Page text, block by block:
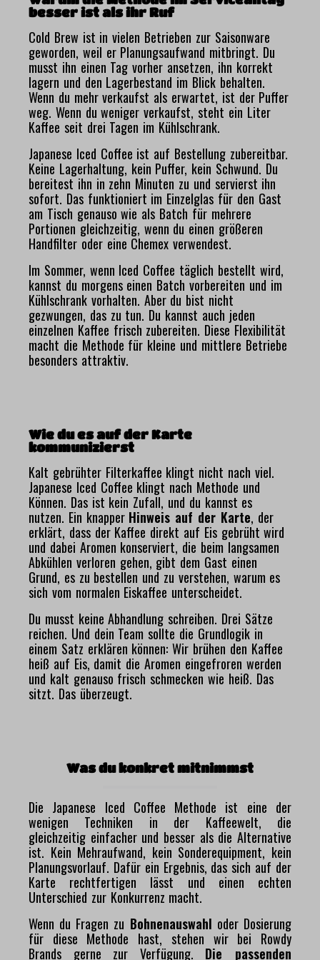
Kaffee-Waage- Schutzhülle- Silikon-Pad zum Auflegen
wird nicht mitgeliefert)- USB-Kabel (Typ C)-
Gebrauchsanweisung
besser ist als ihr Ruf
Cold Brew ist in vielen Betrieben zur Saisonware
geworden, weil er Planungsaufwand mitbringt. Du
musst ihn einen Tag vorher ansetzen, ihn korrekt
lagern und den Lagerbestand im Blick behalten.
Wenn du mehr verkaufst als erwartet, ist der Puffer
weg. Wenn du weniger verkaufst, steht ein Liter
Kaffee seit drei Tagen im Kühlschrank.
Japanese Iced Coffee ist auf Bestellung zubereitbar.
Keine Lagerhaltung, kein Puffer, kein Schwund. Du
bereitest ihn in zehn Minuten zu und servierst ihn
sofort. Das funktioniert im Einzelglas für den Gast
am Tisch genauso wie als Batch für mehrere
Portionen gleichzeitig, wenn du einen größeren
Handfilter oder eine Chemex verwendest.
Im Sommer, wenn Iced Coffee täglich bestellt wird,
kannst du morgens einen Batch vorbereiten und im
Kühlschrank vorhalten. Aber du bist nicht
gezwungen, das zu tun. Du kannst auch jeden
einzelnen Kaffee frisch zubereiten. Diese Flexibilität
macht die Methode für kleine und mittlere Betriebe
besonders attraktiv.
Wie du es auf der Karte
kommunizierst
Kalt gebrühter Filterkaffee klingt nicht nach viel.
Japanese Iced Coffee klingt nach Methode und
Können. Das ist kein Zufall, und du kannst es
nutzen. Ein knapper Hinweis auf der Karte, der
erklärt, dass der Kaffee direkt auf Eis gebrüht wird
und dabei Aromen konserviert, die beim langsamen
Abkühlen verloren gehen, gibt dem Gast einen
Grund, es zu bestellen und zu verstehen, warum es
sich vom normalen Eiskaffee unterscheidet.
Du musst keine Abhandlung schreiben. Drei Sätze
reichen. Und dein Team sollte die Grundlogik in
einem Satz erklären können: Wir brühen den Kaffee
heiß auf Eis, damit die Aromen eingefroren werden
und kalt genauso frisch schmecken wie heiß. Das
sitzt. Das überzeugt.
Was du konkret mitnimmst
Die Japanese Iced Coffee Methode ist eine der
wenigen Techniken in der Kaffeewelt, die
gleichzeitig einfacher und besser als die Alternative
ist. Kein Mehraufwand, kein Sonderequipment, kein
Planungsvorlauf. Dafür ein Ergebnis, das sich auf der
Karte rechtfertigen lässt und einen echten
Unterschied zur Konkurrenz macht.
Wenn du Fragen zu Bohnenauswahl oder Dosierung
für diese Methode hast, stehen wir bei Rowdy
Brands gerne zur Verfügung. Die passenden